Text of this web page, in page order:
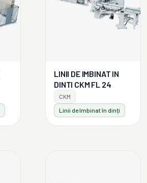
LINII DE IMBINAT IN
DINTI CKM FL 24
CKM
Linii de îmbinat în dinți